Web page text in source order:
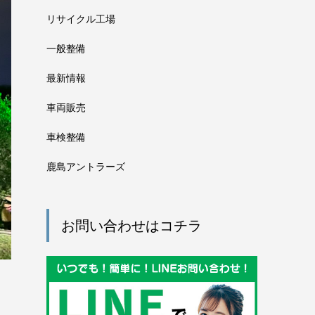
リサイクル工場
一般整備
最新情報
車両販売
車検整備
鹿島アントラーズ
お問い合わせはコチラ